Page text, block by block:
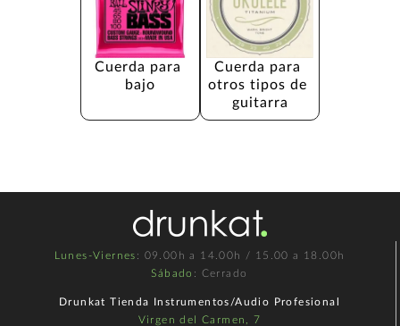
Cuerda para
bajo
Cuerda para
otros tipos de
guitarra
Lunes-Viernes : 09.00h a 14.00h / 15.00 a 18.00h
Sábado : Cerrado
Drunkat Tienda Instrumentos/Audio Profesional
Virgen del Carmen, 7